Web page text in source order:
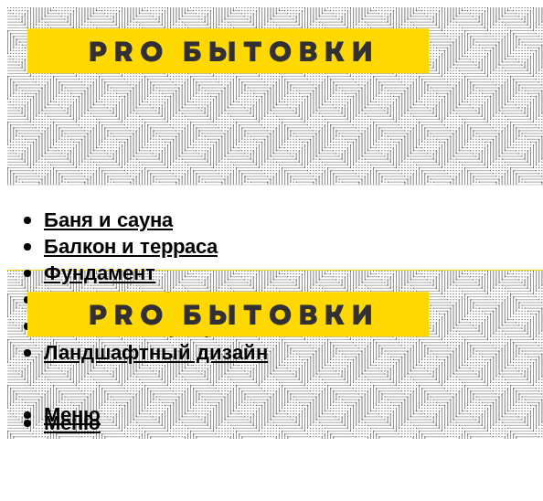
Баня и сауна
Балкон и терраса
Фундамент
Ворота и забор
Дизайн интерьера
Ландшафтный дизайн
Меню
Меню